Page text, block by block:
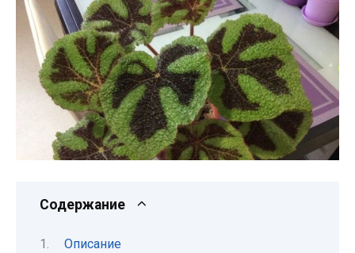
Содержание
Описание